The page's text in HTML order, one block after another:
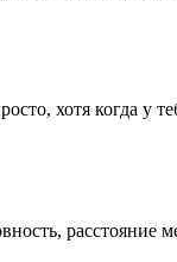
хотя когда у
расстояние